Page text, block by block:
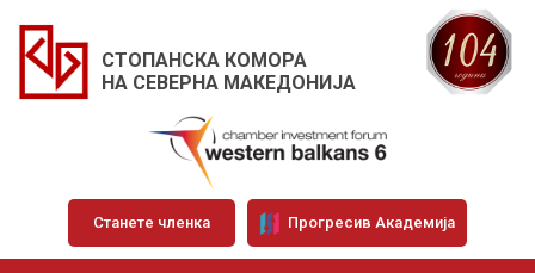
СТОПАНСКА КОМОРА
НА СЕВЕРНА МАКЕДОНИЈА
Станете членка Прогресив Академија